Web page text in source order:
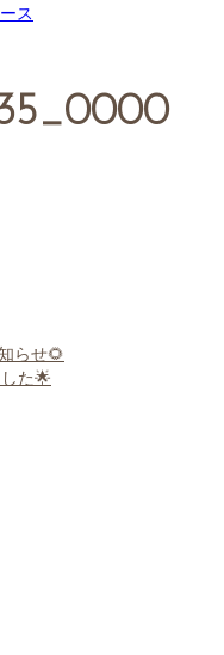
ス
らせ🌻
た🌟